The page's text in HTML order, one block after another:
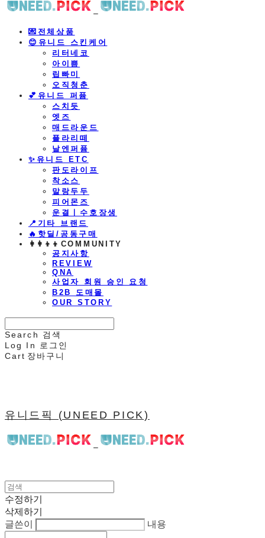
💌전체상품
😊유니드 스킨케어
리터네코
아이쁨
립빠미
오직청춘
💕유니드 퍼퓸
스치듯
엣즈
매드라운드
플라리떼
날엔퍼퓸
​✨유니드 ETC
판도라이프
착소스
말랑두두
피어몬즈
운결ㅣ수호장생
📍기타 브랜드
🔥핫딜/공동구매
👩‍👩‍👦‍👦COMMUNITY
공지사항
REVIEW
QNA
사업자 회원 승인 요청
B2B 도매몰
OUR STORY
Search
검색
Log In
로그인
Cart 장바구니
유니드픽 (UNEED PICK)
수정하기
삭제하기
글쓴이
내용